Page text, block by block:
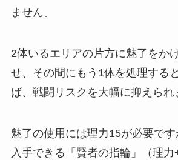
ません。
2体いるエリアの片方に魅了をか
せ、その間にもう1体を処理する
ば、戦闘リスクを大幅に抑えられ
魅了の使用には理力15が必要で
入手できる「賢者の指輪」（理